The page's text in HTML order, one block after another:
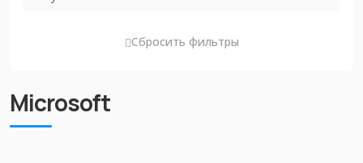
Сбросить фильтры
Microsoft